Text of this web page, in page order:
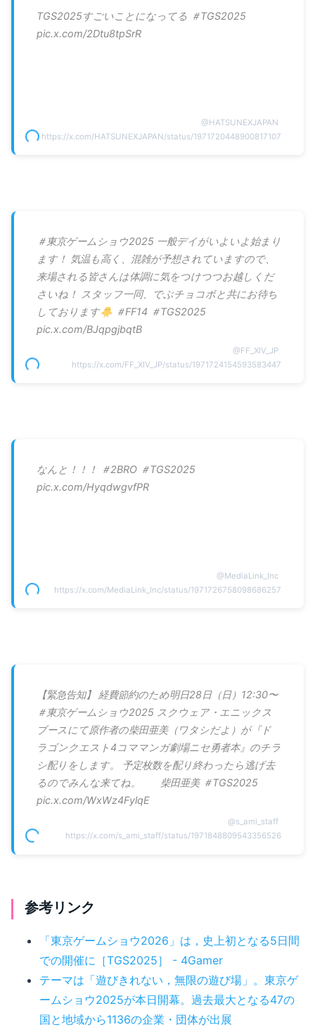
TGS2025すごいことになってる ＃TGS2025
pic.x.com/2Dtu8tpSrR
@HATSUNEXJAPAN
https://x.com/HATSUNEXJAPAN/status/1971720448900817107
＃東京ゲームショウ2025 一般デイがいよいよ始まり
ます！ 気温も高く、混雑が予想されていますので、
来場される皆さんは体調に気をつけつつお越しくだ
さいね！ スタッフ一同、でぶチョコボと共にお待ち
しております🐥 ＃FF14 ＃TGS2025
pic.x.com/BJqpgjbqtB
@FF_XIV_JP
https://x.com/FF_XIV_JP/status/1971724154593583447
なんと！！！ ＃2BRO ＃TGS2025
pic.x.com/HyqdwgvfPR
@MediaLink_Inc
https://x.com/MediaLink_Inc/status/1971726758098686257
【緊急告知】 経費節約のため明日28日（日）12:30〜
＃東京ゲームショウ2025 スクウェア・エニックス
ブースにて原作者の柴田亜美（ワタシだよ）が『ド
ラゴンクエスト4コママンガ劇場ニセ勇者本』のチラ
シ配りをします。 予定枚数を配り終わったら逃げ去
るのでみんな来てね。 柴田亜美 ＃TGS2025
pic.x.com/WxWz4FylqE
@s_ami_staff
https://x.com/s_ami_staff/status/1971848809543356526
参考リンク
「東京ゲームショウ2026」は，史上初となる5日間
での開催に［TGS2025］ - 4Gamer
テーマは「遊びきれない，無限の遊び場」。東京ゲ
ームショウ2025が本日開幕。過去最大となる47の
国と地域から1136の企業・団体が出展